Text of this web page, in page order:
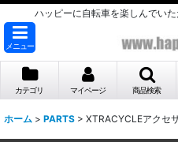
ハッピーに自転車を楽しんでい
メニュー
カテゴリ マイページ 商品検索
ホーム > PARTS > XTRACYCLEアクセ